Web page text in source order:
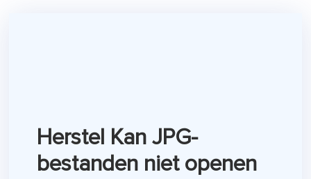
Herstel Kan JPG-
bestanden niet openen